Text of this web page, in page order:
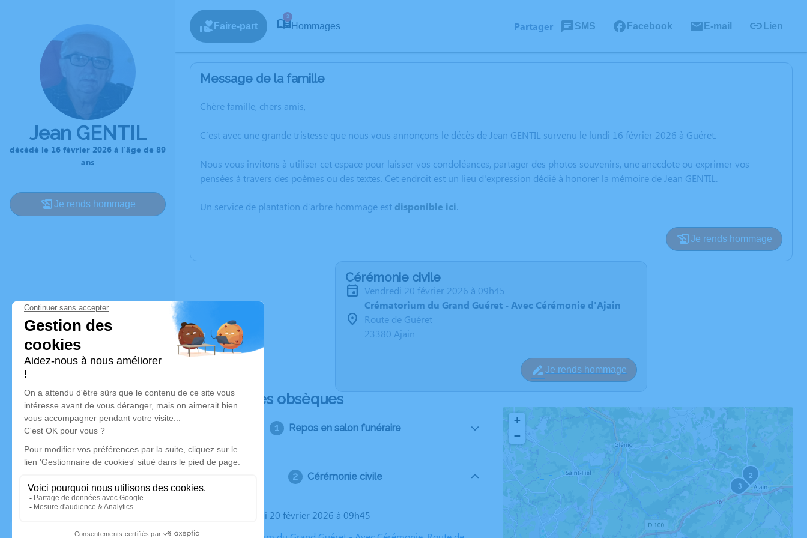
Jean GENTIL
décédé le 16 février 2026 à l'âge de 89
ans
Je rends hommage
Faire-part
3
Hommages Partager SMS Facebook E-mail Lien
Message de la famille
Chère famille, chers amis,
C’est avec une grande tristesse que nous vous annonçons le décès de Jean GENTIL survenu le lundi 16 février 2026 à Guéret.
Nous vous invitons à utiliser cet espace pour laisser vos condoléances, partager des photos souvenirs, une anecdote ou exprimer vos
pensées à travers des poèmes ou des textes. Cet endroit est un lieu d'expression dédié à honorer la mémoire de Jean GENTIL.
Un service de plantation d’arbre hommage est disponible ici.
Je rends hommage
Cérémonie civile
vendredi 20 février 2026 à 09h45
Crématorium du Grand Guéret - Avec Cérémonie d'Ajain
Route de Guéret
23380 Ajain
Je rends hommage
Déroulé des obsèques
Repos en salon funéraire
Cérémonie civile
Le vendredi 20 février 2026 à 09h45
2
3
+
−